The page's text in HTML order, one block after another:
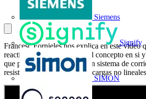
Siemens
Signify
SIMON
Francesc Fornieles nos explica en este vídeo
reactiva, profundizando en el concepto en si
que pueden presentarse en un sistema de
resistivas, cargas reactivas y cargas no